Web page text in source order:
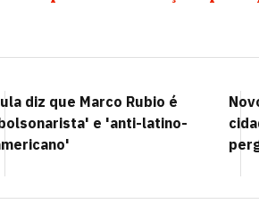
diz que Marco Rubio é
e 'anti-latino-